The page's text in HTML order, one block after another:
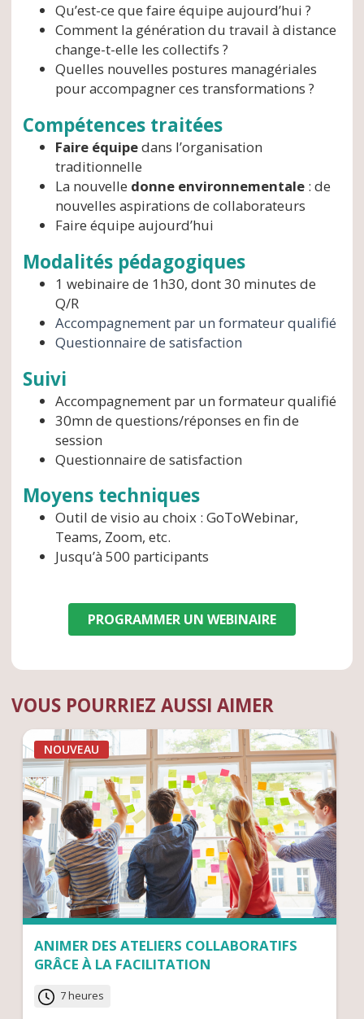
Qu’est-ce que faire équipe aujourd’hui ?
Comment la génération du travail à distance
change-t-elle les collectifs ?
Quelles nouvelles postures managériales
pour accompagner ces transformations ?
Compétences traitées
Faire équipedans l’organisation
traditionnelle
La nouvelle donne environnementale : de
nouvelles aspirations de collaborateurs
Faire équipe aujourd’hui
Modalités pédagogiques
1 webinaire de 1h30, dont 30 minutes de
Q/R
Accompagnement par un formateur qualifié
Questionnaire de satisfaction
Suivi
Accompagnement par un formateur qualifié
30mn de questions/réponses en fin de
session
Questionnaire de satisfaction
Moyens techniques
Outil de visio au choix : GoToWebinar,
Teams, Zoom, etc.
Jusqu’à 500 participants
PROGRAMMER UN WEBINAIRE
VOUS POURRIEZ AUSSI AIMER
NOUVEAU
ANIMER DES ATELIERS COLLABORATIFS
GRÂCE À LA FACILITATION
7 heures